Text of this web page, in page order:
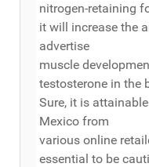
nitrogen-retaining
it will increase the
advertise
muscle
testosterone in the
Sure, it is
Mexico from
various online
essential to be